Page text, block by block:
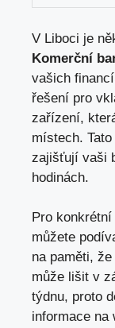
V Liboci je
Komerční
vašich
řešení pro
zařízení,
místech.
zajišťují vaši
hodinách.
Pro
můžete
na paměti,
může lišit v
týdnu, proto
informace na